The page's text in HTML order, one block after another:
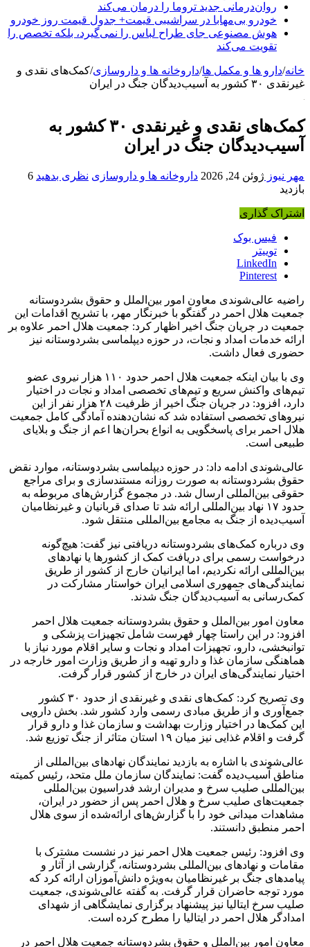
روان‌درمانی جدید تروما را درمان می‌کند
خودرو بی‌مهابا در سراشیبی قیمت+ جدول قیمت روز خودرو
هوش مصنوعی جای طراح لباس را نمی‌گیرد، بلکه تخصص را
تقویت می‌کند
خانه/دارو ها و مکمل ها/داروخانه ها و داروسازی/کمک‌های نقدی و
غیرنقدی ۳۰ کشور به آسیب‌دیدگان جنگ در ایران
کمک‌های نقدی و غیرنقدی ۳۰ کشور به
آسیب‌دیدگان جنگ در ایران
مهر نیوز ژوئن 24, 2026 داروخانه ها و داروسازی نظری بدهید 6
بازدید
اشتراک گذاری
فیس بوک
توییتر
LinkedIn
Pinterest
راضیه عالی‌شوندی معاون امور بین‌الملل و حقوق بشردوستانه
جمعیت هلال احمر در گفتگو با خبرنگار مهر، با تشریح اقدامات این
جمعیت در جریان جنگ اخیر اظهار کرد: جمعیت هلال احمر علاوه بر
ارائه خدمات امداد و نجات، در حوزه دیپلماسی بشردوستانه نیز
حضوری فعال داشت.
وی با بیان اینکه جمعیت هلال احمر حدود ۱۱۰ هزار نیروی عضو
تیم‌های واکنش سریع و تیم‌های تخصصی امداد و نجات در اختیار
دارد، افزود: در جریان جنگ اخیر از ظرفیت ۲۸ هزار نفر از این
نیروهای تخصصی استفاده شد که نشان‌دهنده آمادگی کامل جمعیت
هلال احمر برای پاسخگویی به انواع بحران‌ها اعم از جنگ و بلایای
طبیعی است.
عالی‌شوندی ادامه داد: در حوزه دیپلماسی بشردوستانه، موارد نقض
حقوق بشردوستانه به صورت روزانه مستندسازی و برای مراجع
حقوقی بین‌المللی ارسال شد. در مجموع گزارش‌های مربوطه به
حدود ۱۷ نهاد بین‌المللی ارائه شد تا صدای قربانیان و غیرنظامیان
آسیب‌دیده از جنگ به مجامع بین‌المللی منتقل شود.
وی درباره کمک‌های بشردوستانه دریافتی نیز گفت: هیچ‌گونه
درخواست رسمی برای دریافت کمک از کشورها یا نهادهای
بین‌المللی ارائه نکردیم، اما ایرانیان خارج از کشور از طریق
نمایندگی‌های جمهوری اسلامی ایران خواستار مشارکت در
کمک‌رسانی به آسیب‌دیدگان جنگ شدند.
معاون امور بین‌الملل و حقوق بشردوستانه جمعیت هلال احمر
افزود: در این راستا چهار فهرست شامل تجهیزات پزشکی و
توانبخشی، دارو، تجهیزات امداد و نجات و سایر اقلام مورد نیاز با
هماهنگی سازمان غذا و دارو تهیه و از طریق وزارت امور خارجه در
اختیار نمایندگی‌های ایران در خارج از کشور قرار گرفت.
وی تصریح کرد: کمک‌های نقدی و غیرنقدی از حدود ۳۰ کشور
جمع‌آوری و از طریق مبادی رسمی وارد کشور شد. بخش دارویی
این کمک‌ها در اختیار وزارت بهداشت و سازمان غذا و دارو قرار
گرفت و اقلام غذایی نیز میان ۱۹ استان متاثر از جنگ توزیع شد.
عالی‌شوندی با اشاره به بازدید نمایندگان نهادهای بین‌المللی از
مناطق آسیب‌دیده گفت: نمایندگان سازمان ملل متحد، رئیس کمیته
بین‌المللی صلیب سرخ و مدیران ارشد فدراسیون بین‌المللی
جمعیت‌های صلیب سرخ و هلال احمر پس از حضور در ایران،
مشاهدات میدانی خود را با گزارش‌های ارائه‌شده از سوی هلال
احمر منطبق دانستند.
وی افزود: رئیس جمعیت هلال احمر نیز در نشست مشترک با
مقامات و نهادهای بین‌المللی بشردوستانه، گزارشی از آثار و
پیامدهای جنگ بر غیرنظامیان به‌ویژه دانش‌آموزان ارائه کرد که
مورد توجه حاضران قرار گرفت. به گفته عالی‌شوندی، جمعیت
صلیب سرخ ایتالیا نیز پیشنهاد برگزاری نمایشگاهی از شهدای
امدادگر هلال احمر در ایتالیا را مطرح کرده است.
معاون امور بین‌الملل و حقوق بشردوستانه جمعیت هلال احمر در